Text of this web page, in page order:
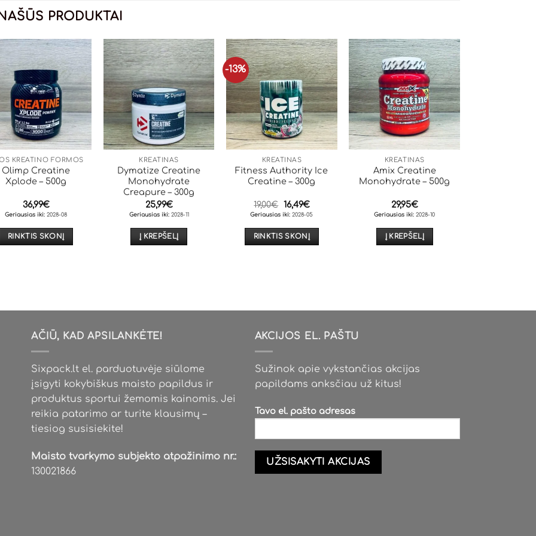
PRODUKTAI
KREATINO FORMOS
Olimp Creatine
Xplode – 500g
36,99€
Geriausias iki:2028-08
RINKTIS SKONĮ
options
chosen
on
the
product
page
KREATINAS
Dymatize Creatine
Monohydrate
Creapure – 300g
25,99€
Geriausias iki: 2028-11
Į KREPŠELĮ
-13%
KREATINAS
Fitness Authority Ice
Creatine – 300g
19,00€ Original
price
19,00€.
16,49€Current
price
16,49€.
Geriausias iki: 2028-05
RINKTIS SKONĮ
options
chosen
on
product
KREATINAS
Amix Creatine
Monohydrate – 500g
29,95€
Geriausias iki: 2028-10
Į KREPŠELĮ
AČIŪ, KAD APSILANKĖTE!
Sixpack.lt el. parduotuvėje siūlome
įsigyti kokybiškus maisto papildus ir
produktus sportui žemomis kainomis. Jei
reikia patarimo ar turite klausimų –
tiesiog susisiekite!
Maisto tvarkymo subjekto atpažinimo nr.:
130021866
AKCIJOS EL. PAŠTU
Sužinok apie vykstančias akcijas
papildams anksčiau už kitus!
Tavo el. pašto adresas